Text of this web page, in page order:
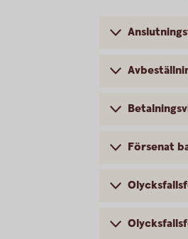
Försenat